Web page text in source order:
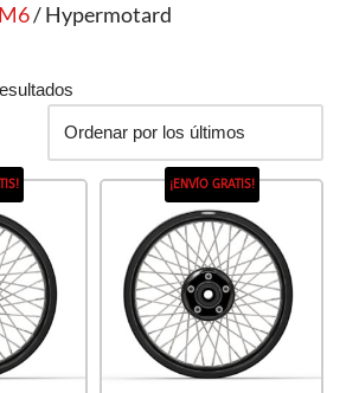
/ Hypermotard
¡ENVÍO GRATIS!